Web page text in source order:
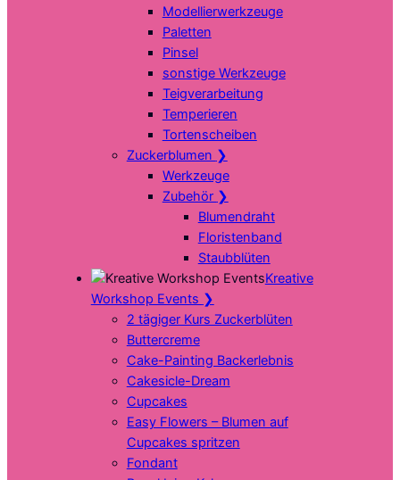
Modellierwerkzeuge
Paletten
Pinsel
sonstige Werkzeuge
Teigverarbeitung
Temperieren
Tortenscheiben
Zuckerblumen ❯
Werkzeuge
Zubehör ❯
Blumendraht
Floristenband
Staubblüten
Kreative
Workshop Events ❯
2 tägiger Kurs Zuckerblüten
Buttercreme
Cake-Painting Backerlebnis
Cakesicle-Dream
Cupcakes
Easy Flowers – Blumen auf
Cupcakes spritzen
Fondant